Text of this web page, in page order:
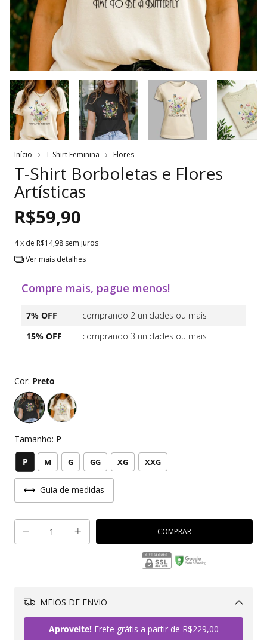
Início T-Shirt Feminina Flores
T-Shirt Borboletas e Flores
Artísticas
R$59,90
4x de R$14,98 sem juros
Ver mais detalhes
Compre mais, pague menos!
7% OFF
comprando 2 unidades ou mais
15% OFF
comprando 3 unidades ou mais
Cor: Preto
Tamanho: P
P M G GG XG XXG
Guia de medidas
MEIOS DE ENVIO
Aproveite!Frete grátis a partir de R$229,00